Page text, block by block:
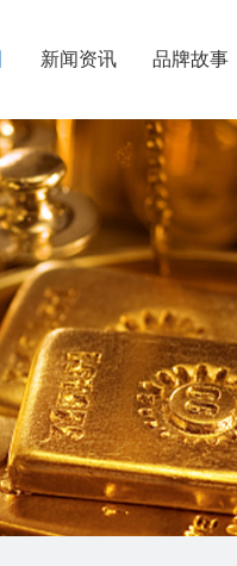
新闻资讯 品牌故事